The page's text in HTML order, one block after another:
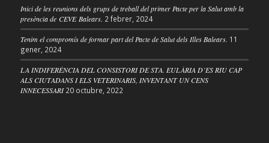
Inici de les reunions dels grups de treball del primer Pacte per la Salut amb la
presència de CEVE Balears. 2 febrer, 2024
Tenim el compromís de formar part del Pacte de Salut dels Illes Balears. 11
gener, 2024
LA INDIFERÈNCIA DEL CONSISTORI DE STA. EULÀRIA D’ES RIU CAP
ALS CIUTADANS I ELS VETERINARIS, INVENTANT UN CENS
INNECESSARI 20 octubre, 2022